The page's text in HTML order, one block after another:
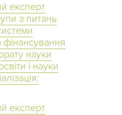
експерт
з питань
фінансування
науки
і науки
експерт